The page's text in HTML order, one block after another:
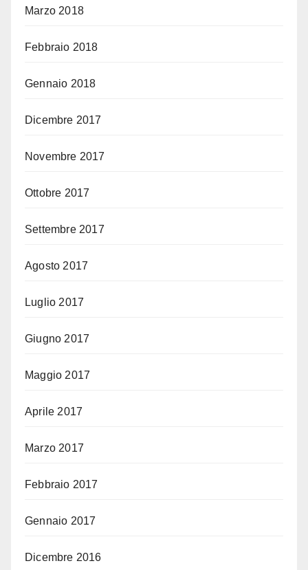
Marzo 2018
Febbraio 2018
Gennaio 2018
Dicembre 2017
Novembre 2017
Ottobre 2017
Settembre 2017
Agosto 2017
Luglio 2017
Giugno 2017
Maggio 2017
Aprile 2017
Marzo 2017
Febbraio 2017
Gennaio 2017
Dicembre 2016